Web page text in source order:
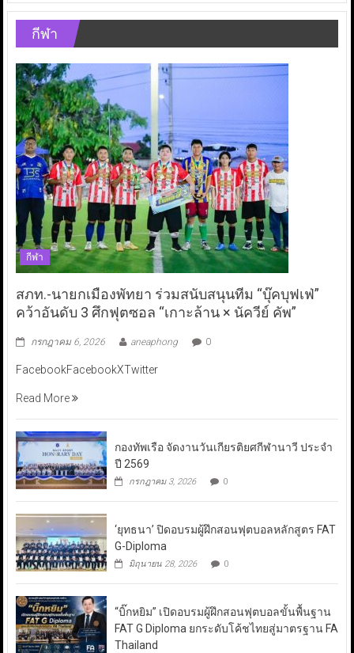
กีฬา
กีฬา
สภท.-นายกเมืองพัทยา ร่วมสนับสนุนทีม “บุ๊คบุฟเฟ่”
คว้าอันดับ 3 ศึกฟุตซอล “เกาะล้าน × นัควีย์ คัพ”
กรกฎาคม 6, 2026 aneaphong 0
FacebookFacebookXTwitter
Read More
กองทัพเรือ จัดงานวันเกียรติยศกีฬานาวี ประจำ
ปี 2569
กรกฎาคม 3, 2026 0
‘ยุทธนา’ ปิดอบรมผู้ฝึกสอนฟุตบอลหลักสูตร FAT
G-Diploma
มิถุนายน 28, 2026 0
“บิ๊กหยิม” เปิดอบรมผู้ฝึกสอนฟุตบอลขั้นพื้นฐาน
FAT G Diploma ยกระดับโค้ชไทยสู่มาตรฐาน FA
Thailand